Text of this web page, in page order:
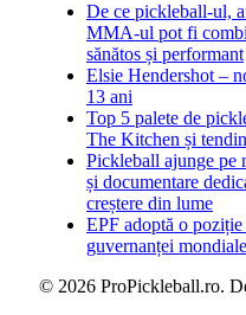
De ce pickleball-ul,
MMA-ul pot fi
sănătos și performant
Elsie Hendershot –
13 ani
Top 5 palete de
The Kitchen și
Pickleball ajunge pe
și documentare
creștere din lume
EPF adoptă o
guvernanței
© 2026 ProPickleball.ro.